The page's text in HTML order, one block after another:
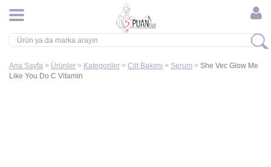
Ana Sayfa > Ürünler > Kategoriler > Cilt Bakımı > Serum > She Vec Glow Me
Like You Do C Vitamin